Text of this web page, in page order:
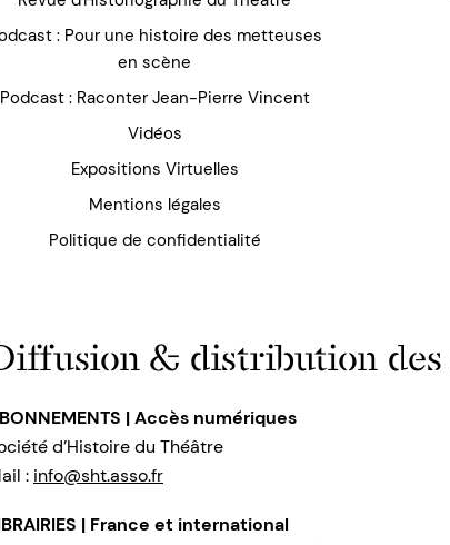
: Pour une histoire des metteuses
en scène
Podcast : Raconter Jean-Pierre Vincent
Vidéos
Expositions Virtuelles
Mentions légales
Politique de confidentialité
& distribution
| Accès numériques
d’Histoire du Théâtre
: info@sht.asso.fr
| France et international